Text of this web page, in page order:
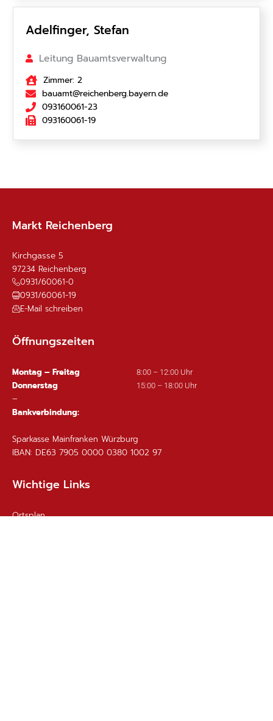
Adelfinger, Stefan
Leitung Bauamtsverwaltung
Zimmer: 2
bauamt@reichenberg.bayern.de
093160061-23
093160061-19
Markt Reichenberg
Kirchgasse 5
97234 Reichenberg
0931/60061-0
0931/60061-19
E-Mail schreiben
Öffnungszeiten
Montag – Freitag 8:00 – 12:00 Uhr
Donnerstag 15:00 – 18:00 Uhr
–
Bankverbindung:
Sparkasse Mainfranken Würzburg
IBAN: DE63 7905 0000 0380 1002 97
Wichtige Links
Ortsplan